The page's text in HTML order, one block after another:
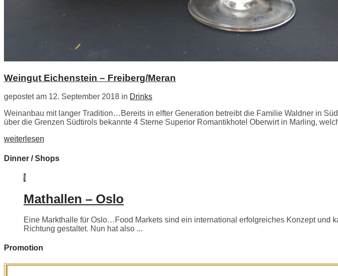
Weingut Eichenstein – Freiberg/Meran
gepostet am 12. September 2018 in Drinks
Weinanbau mit langer Tradition…Bereits in elfter Generation betreibt die Familie Waldner in
über die Grenzen Südtirols bekannte 4 Sterne Superior Romantikhotel Oberwirt in Marling,
weiterlesen
Dinner / Shops
Mathallen – Oslo
Eine Markthalle für Oslo…Food Markets sind ein international erfolgreiches Konzept
Richtung gestaltet. Nun hat also ...
Promotion